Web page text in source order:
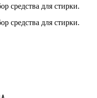
средства для стирки.
средства для стирки.